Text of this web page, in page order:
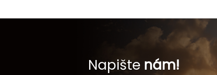
Napište nám!